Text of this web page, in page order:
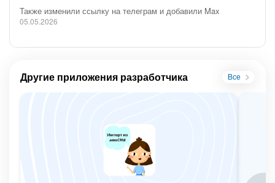
Автоматически будут создан счет на сумму сделки.
Также изменили ссылку на телеграм и добавили Max
05.05.2026
Другие приложения разработчика Все